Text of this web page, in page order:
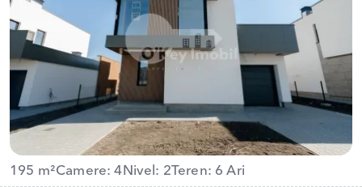
195 m²Camere: 4 Nivel: 2Teren: 6 Ari